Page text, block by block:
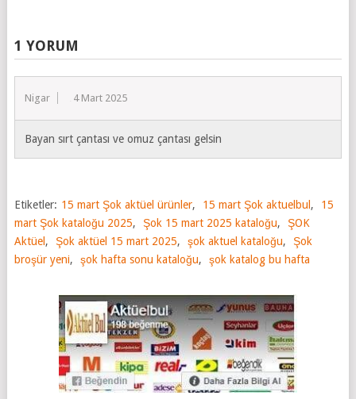
1 YORUM
Nigar 14 Mart 2025
Bayan sırt çantası ve omuz çantası gelsin
Etiketler: 15 mart Şok aktüel ürünler, 15 mart Şok aktuelbul ,
15
mart Şok kataloğu 2025, Şok 15 mart 2025 kataloğu,
ŞOK
Aktüel , Şok aktüel 15 mart 2025, şok aktuel kataloğu,
Şok
broşür yeni, şok hafta sonu kataloğu, şok katalog bu hafta